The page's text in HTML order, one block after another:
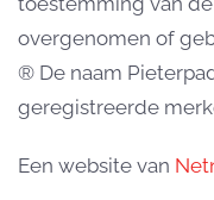
overgenomen of
® De naam
geregistreerde
Een website van